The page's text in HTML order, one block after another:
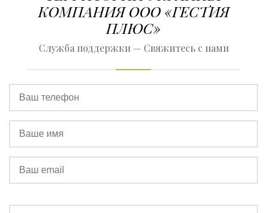
КОМПАНИЯ ООО «ГЕСТИЯ
ПЛЮС»
Служба поддержки — Свяжитесь с нами